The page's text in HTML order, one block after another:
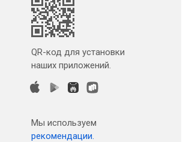
QR-код для установки
наших приложений.
Мы используем
рекомендации.